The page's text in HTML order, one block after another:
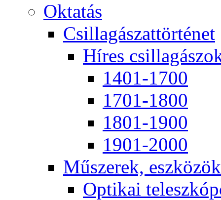
Ok­ta­tás
Csil­la­gá­szat­tör­té­net
Hí­res
1401-1700
1701-1800
1801-1900
1901-2000
Mű­sze­rek, esz­kö­zök
Op­ti­kai